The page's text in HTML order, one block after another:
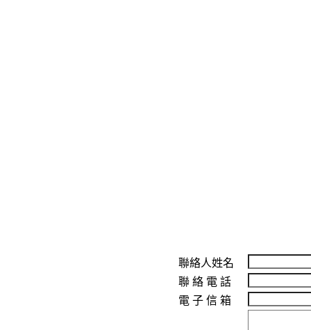
聯絡人姓名
聯 絡 電 話
電 子 信 箱